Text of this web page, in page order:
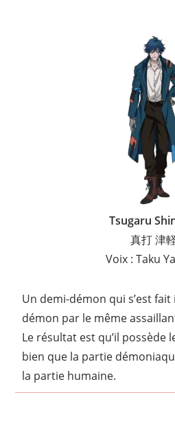
Tsugaru
真打 津
Voix : Taku
Un demi-démon qui s’est
démon par le même
Le résultat est qu’il possède
bien que la partie
la partie humaine.